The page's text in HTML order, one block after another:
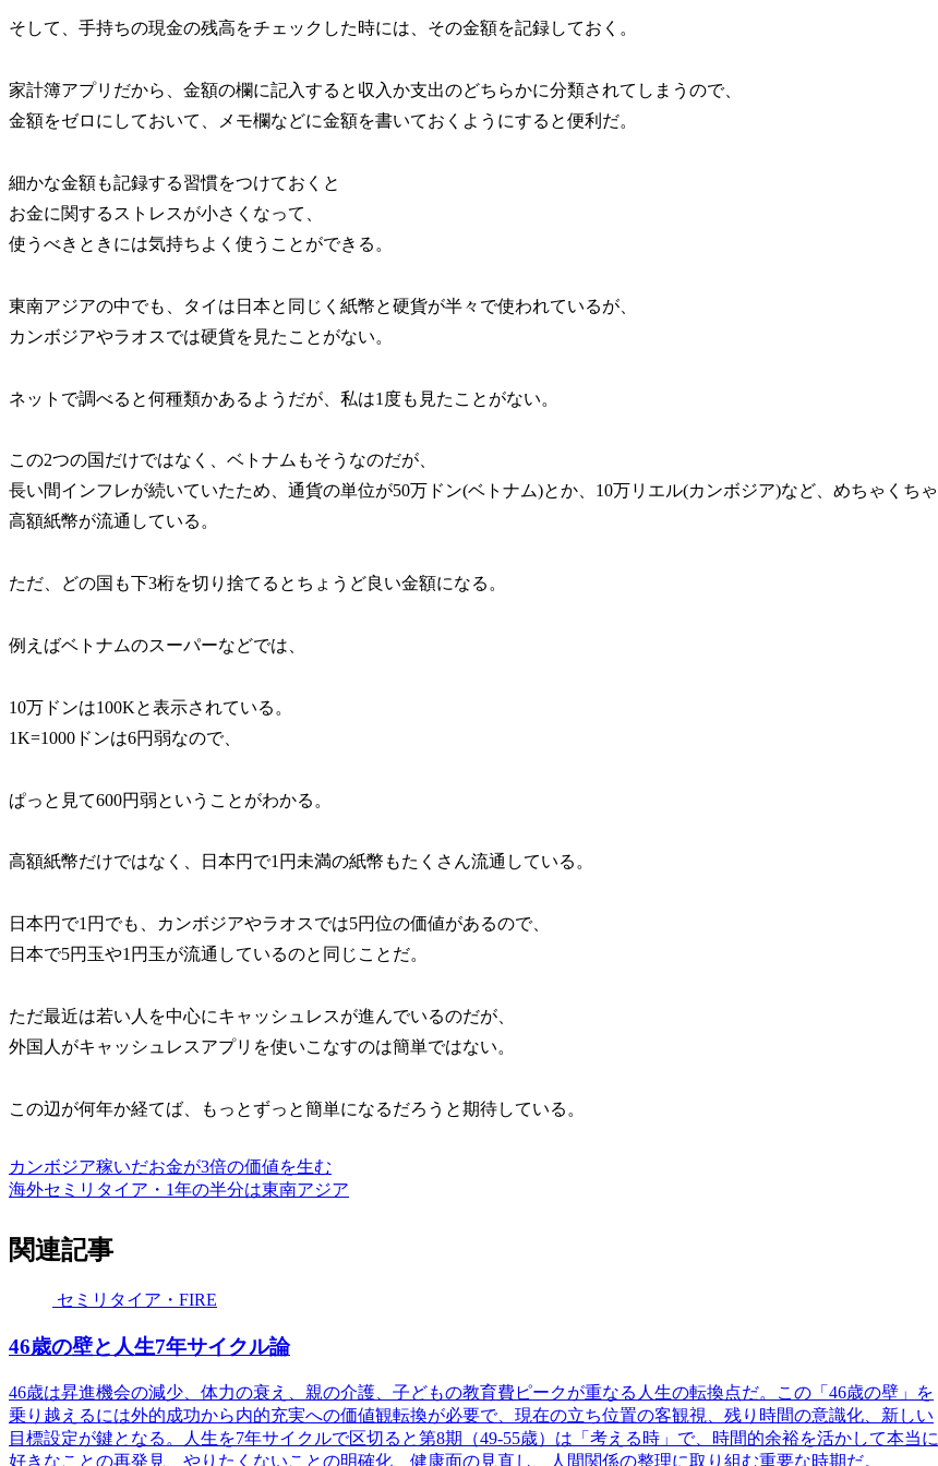
そして、手持ちの現金の残高をチェックした時には、その金額を記録しておく。
家計簿アプリだから、金額の欄に記入すると収入か支出のどちらかに分類されてしまうので、
金額をゼロにしておいて、メモ欄などに金額を書いておくようにすると便利だ。
細かな金額も記録する習慣をつけておくと
お金に関するストレスが小さくなって、
使うべきときには気持ちよく使うことができる。
東南アジアの中でも、タイは日本と同じく紙幣と硬貨が半々で使われているが、
カンボジアやラオスでは硬貨を見たことがない。
ネットで調べると何種類かあるようだが、私は1度も見たことがない。
この2つの国だけではなく、ベトナムもそうなのだが、
長い間インフレが続いていたため、通貨の単位が50万ドン(ベトナム)とか、10万リエル(カンボジア)など、めちゃくちゃ
高額紙幣が流通している。
ただ、どの国も下3桁を切り捨てるとちょうど良い金額になる。
例えばベトナムのスーパーなどでは、
10万ドンは100Kと表示されている。
1K=1000ドンは6円弱なので、
ぱっと見て600円弱ということがわかる。
高額紙幣だけではなく、日本円で1円未満の紙幣もたくさん流通している。
日本円で1円でも、カンボジアやラオスでは5円位の価値があるので、
日本で5円玉や1円玉が流通しているのと同じことだ。
ただ最近は若い人を中心にキャッシュレスが進んでいるのだが、
外国人がキャッシュレスアプリを使いこなすのは簡単ではない。
この辺が何年か経てば、もっとずっと簡単になるだろうと期待している。
カンボジア稼いだお金が3倍の価値を生む
海外セミリタイア・1年の半分は東南アジア
関連記事
セミリタイア・FIRE
46歳の壁と人生7年サイクル論
46歳は昇進機会の減少、体力の衰え、親の介護、子どもの教育費ピークが重なる人生の転換点だ。この「46歳の壁」を
乗り越えるには外的成功から内的充実への価値観転換が必要で、現在の立ち位置の客観視、残り時間の意識化、新しい
目標設定が鍵となる。人生を7年サイクルで区切ると第8期（49-55歳）は「考える時」で、時間的余裕を活かして本当に
好きなことの再発見、やりたくないことの明確化、健康面の見直し、人間関係の整理に取り組む重要な時期だ。